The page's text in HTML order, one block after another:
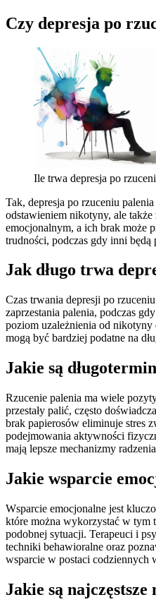
Czy depresja po
Ile trwa depresja po
Tak, depresja po rzuceniu
odstawieniem nikotyny, ale
emocjonalnym, a ich brak może
trudności, podczas gdy inni będą
Jak długo trwa
Czas trwania depresji po
zaprzestania palenia, podczas
poziom uzależnienia od nikotyny
mogą być bardziej podatne na
Jakie są
Rzucenie palenia ma wiele
przestały palić, często
brak papierosów eliminuje stres
podejmowania aktywności
mają lepsze mechanizmy
Jakie wsparcie
Wsparcie emocjonalne jest
które można wykorzystać w tym
podobnej sytuacji. Terapeuci i
techniki behawioralne oraz
wsparcie w postaci codziennych
Jakie są